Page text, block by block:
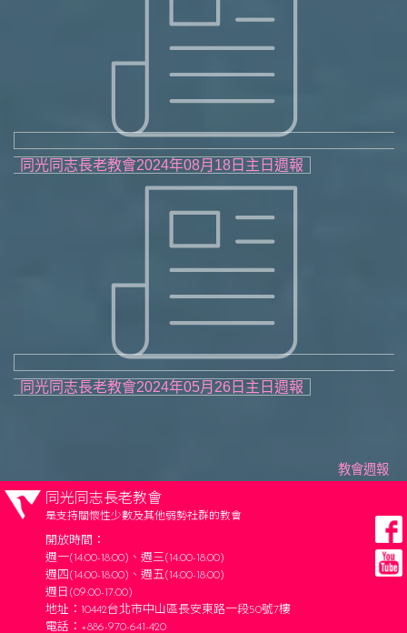
教會週報
同光同志長老教會2024年08月18日主日週報
同光同志長老教會2024年05月26日主日週報
同光同志長老教會
是支持關懷性少數及其他弱勢社群的教會
開放時間：
週一(14:00-18:00)、週三(14:00-18:00)
週四(14:00-18:00)、週五(14:00-18:00)
週日(09:00-17:00)
地址：10442台北市中山區長安東路一段50號7樓
電話：+886-970-641-420